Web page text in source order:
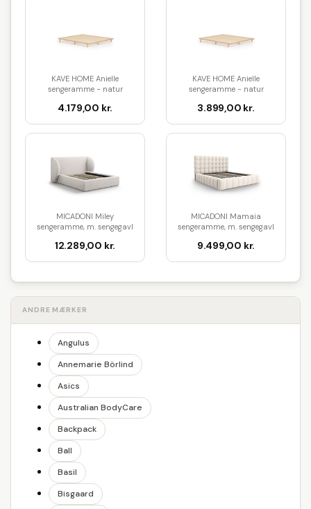
KAVE HOME Anielle
sengeramme - natur
4.179,00 kr.
KAVE HOME Anielle
sengeramme - natur
3.899,00 kr.
MICADONI Miley
sengeramme, m. sengegavl
12.289,00 kr.
MICADONI Mamaia
sengeramme, m. sengegavl
9.499,00 kr.
ANDRE MÆRKER
Angulus
Annemarie Börlind
Asics
Australian BodyCare
Backpack
Ball
Basil
Bisgaard